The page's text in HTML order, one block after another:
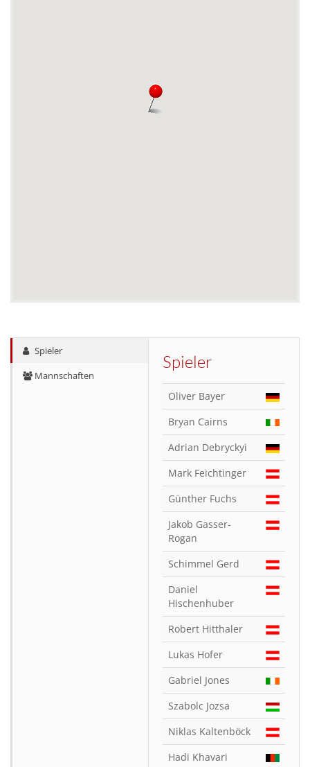
Spieler
Mannschaften
Spieler
Oliver Bayer
Bryan Cairns
Adrian Debryckyi
Mark Feichtinger
Günther Fuchs
Jakob Gasser-
Rogan
Schimmel Gerd
Daniel
Hischenhuber
Robert Hitthaler
Lukas Hofer
Gabriel Jones
Szabolc Jozsa
Niklas Kaltenböck
Hadi Khavari